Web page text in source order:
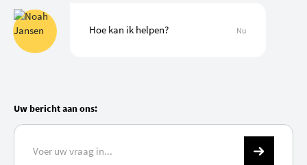
Hoe kan ik helpen? Nu
Uw bericht aan ons: